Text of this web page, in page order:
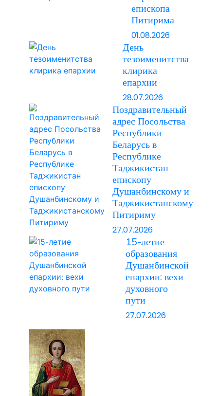
епископа
Питирима
01.08.2026
День
тезоименитства
клирика
епархии
28.07.2026
Поздравительный
адрес Посольства
Республики
Беларусь в
Республике
Таджикистан
епископу
Душанбинскому и
Таджикистанскому
Питириму
27.07.2026
15-летие
образования
Душанбинской
епархии: вехи
духовного
пути
27.07.2026